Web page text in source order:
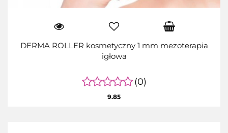
DERMA ROLLER kosmetyczny 1 mm mezoterapia
igłowa
(0)
9.85